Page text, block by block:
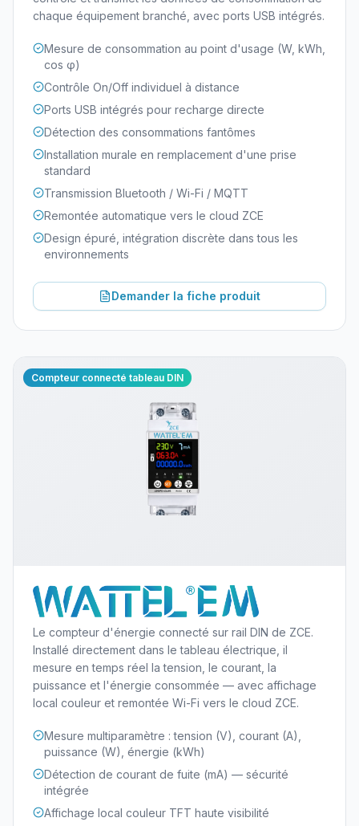
chaque équipement branché, avec ports USB intégrés.
Mesure de consommation au point d'usage (W, kWh,
cos φ)
Contrôle On/Off individuel à distance
Ports USB intégrés pour recharge directe
Détection des consommations fantômes
Installation murale en remplacement d'une prise
standard
Transmission Bluetooth / Wi-Fi / MQTT
Remontée automatique vers le cloud ZCE
Design épuré, intégration discrète dans tous les
environnements
Demander la fiche produit
Compteur connecté tableau DIN
Le compteur d'énergie connecté sur rail DIN de ZCE.
Installé directement dans le tableau électrique, il
mesure en temps réel la tension, le courant, la
puissance et l'énergie consommée — avec affichage
local couleur et remontée Wi-Fi vers le cloud ZCE.
Mesure multiparamètre : tension (V), courant (A),
puissance (W), énergie (kWh)
Détection de courant de fuite (mA) — sécurité
intégrée
Affichage local couleur TFT haute visibilité